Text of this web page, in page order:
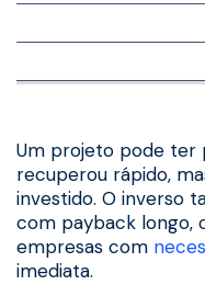
Um projeto pode ter
recuperou rápido,
investido. O inverso
com payback longo,
empresas com
imediata.